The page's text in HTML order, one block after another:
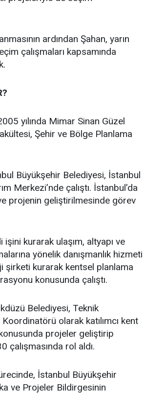
ardından Şahan, yarın
çalışmaları kapsamında
yılında Mimar Sinan Güzel
Şehir ve Bölge Planlama
Büyükşehir Belediyesi, İstanbul
Merkezi’nde çalıştı. İstanbul’da
projenin geliştirilmesinde görev
işini kurarak ulaşım, altyapı ve
yönelik danışmanlık hizmeti
şirketi kurarak kentsel planlama
konusunda çalıştı.
Belediyesi, Teknik
olarak katılımcı kent
projeler geliştirip
çalışmasında rol aldı.
İstanbul Büyükşehir
ve Projeler Bildirgesinin